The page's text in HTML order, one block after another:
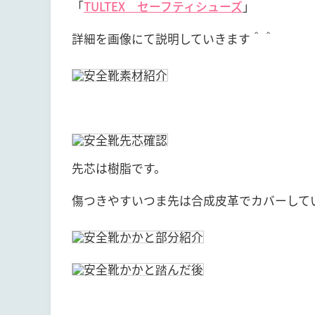
「TULTEX セーフティシューズ 」
詳細を画像にて説明していきます＾＾
先芯は樹脂です。
傷つきやすいつま先は合成皮革でカバーして